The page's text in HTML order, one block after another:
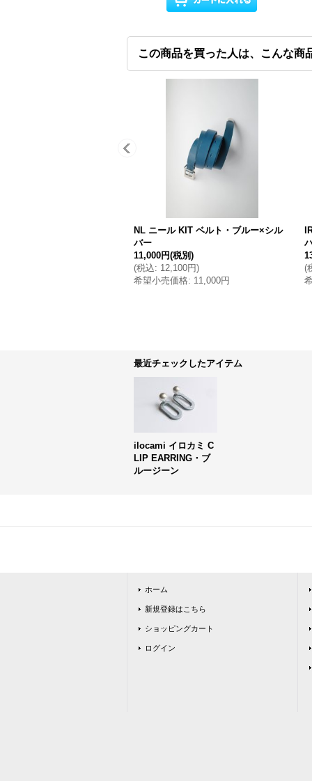
この商品を買った人は、こんな商
NL ニール KIT ベルト・ブルー×シル
バー
11,000円(税別)
(税込: 12,100円)
希望小売価格: 11,000円
(
最近チェックしたアイテム
ilocami イロカミ C
LIP EARRING・ブ
ルージーン
ホーム
新規登録はこちら
ショッピングカート
ログイン